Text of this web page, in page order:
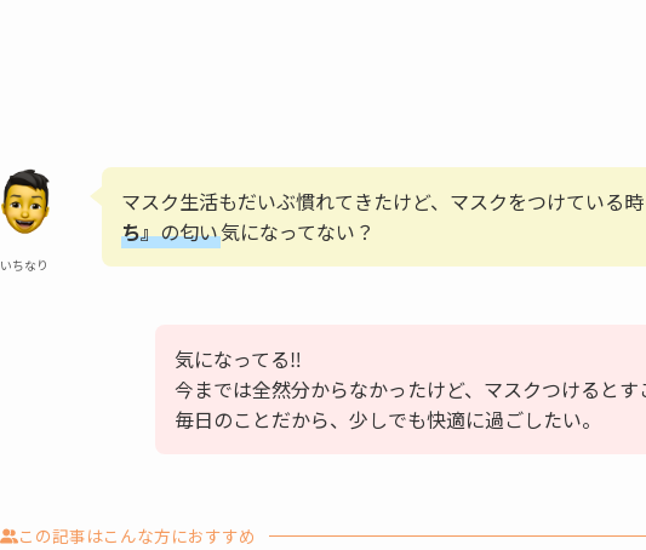
いちなり
マスク生活もだいぶ慣れてきたけど、マスクをつけている時
ち』の匂い気になってない？
気になってる‼︎
今までは全然分からなかったけど、マスクつけるとす
毎日のことだから、少しでも快適に過ごしたい。
この記事はこんな方におすすめ